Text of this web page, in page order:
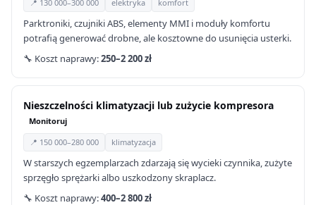
📍 130 000–300 000 elektryka komfort
Parktroniki, czujniki ABS, elementy MMI i moduły komfortu
potrafią generować drobne, ale kosztowne do usunięcia usterki.
🔧 Koszt naprawy:250–2 200 zł
Nieszczelności klimatyzacji lub zużycie kompresora
Monitoruj
📍 150 000–280 000
klimatyzacja
W starszych egzemplarzach zdarzają się wycieki czynnika, zużyte
sprzęgło sprężarki albo uszkodzony skraplacz.
🔧 Koszt naprawy:400–2 800 zł